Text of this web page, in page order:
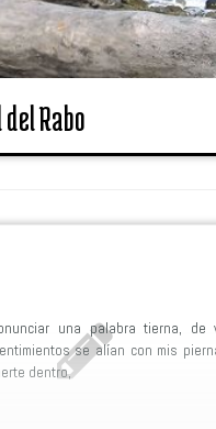
Rabo
una palabra tierna, de
se alían con mis
dentro,